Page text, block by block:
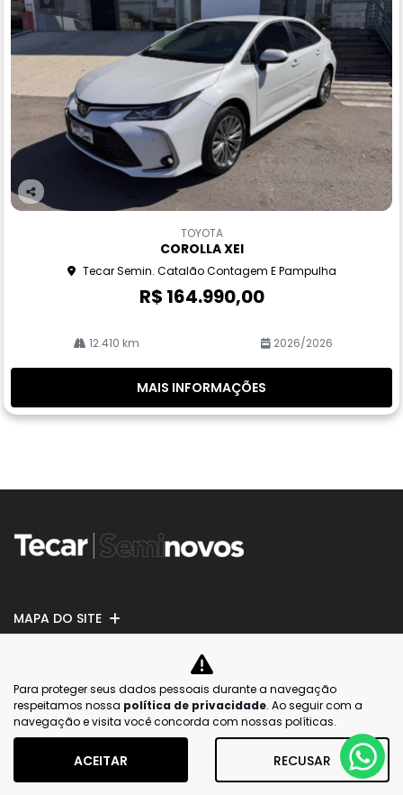
Co
TOYOTA
COROLLA XEI
Tecar Semin. Catalão Contagem E Pampulha
R$ 164.990,00
12.410 km 2026/2026
MAIS INFORMAÇÕES
MAPA DO SITE
No trânsito, enxergar o outro salva vidas.
Para proteger seus dados pessoais durante a navegação
respeitamos nossa política de privacidade. Ao seguir com a
navegação e visita você concorda com nossas políticas.
ACEITAR RECUSAR